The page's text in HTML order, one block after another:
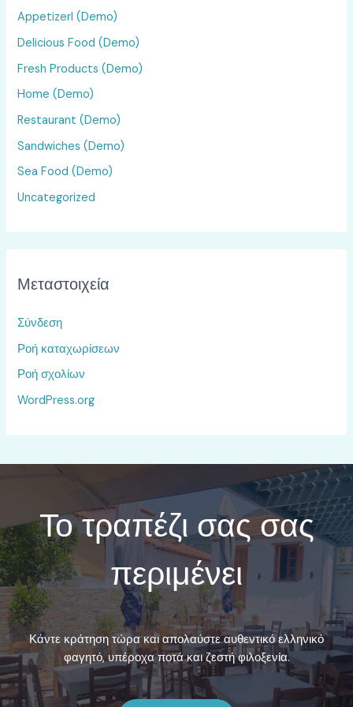
Appetizerl (Demo)
Delicious Food (Demo)
Fresh Products (Demo)
Home (Demo)
Restaurant (Demo)
Sandwiches (Demo)
Sea Food (Demo)
Uncategorized
Μεταστοιχεία
Σύνδεση
Ροή καταχωρίσεων
Ροή σχολίων
WordPress.org
Το τραπέζι σας σας
περιμένει
Κάντε κράτηση τώρα και απολαύστε αυθεντικό ελληνικό
φαγητό, υπέροχα ποτά και ζεστή φιλοξενία.